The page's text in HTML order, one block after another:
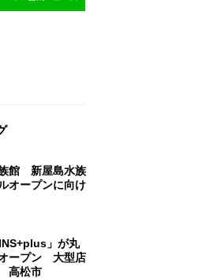
館 新屋島水族
オープンに向け
」が丸
ープン 大型店
高松市